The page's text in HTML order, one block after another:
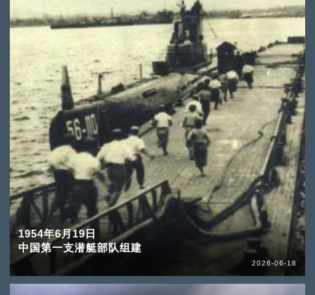
1954年6月19日
中国第一支潜艇部队组建
2026-06-18